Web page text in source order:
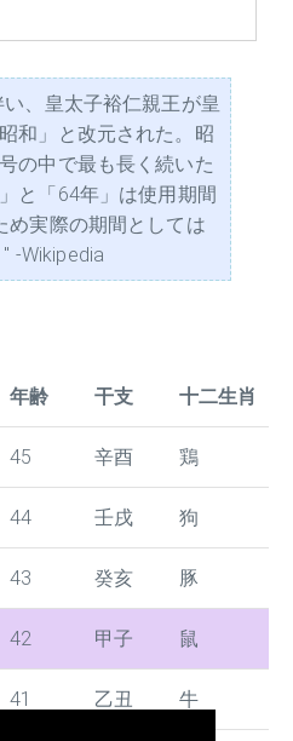
、皇太子裕仁親王が皇
和」と改元された。昭
の中で最も長く続いた
と「64年」は使用期間
め実際の期間としては
-Wikipedia
年齢 干支 十二生肖
45 辛酉 鶏
44 壬戌 狗
43 癸亥 豚
42 甲子 鼠
41 乙丑 牛